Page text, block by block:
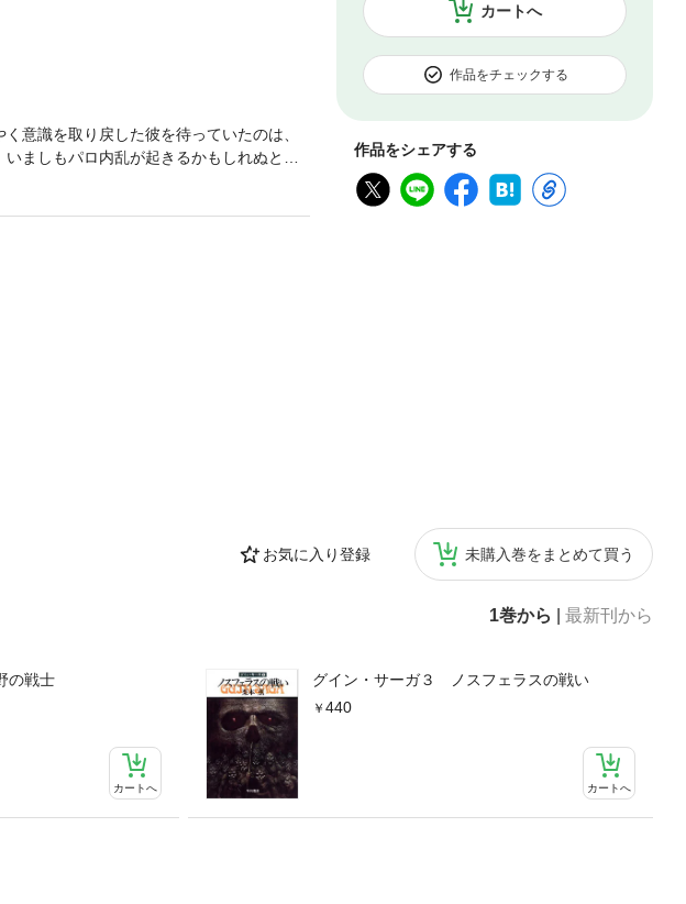
カートへ
作品をチェックする
作品をシェアする
お気に入り登録 未購入巻をまとめて買う
1巻から 最新刊から
の戦士
カートへ
グイン・サーガ３ ノスフェラスの戦い
440
カートへ
意識を取り戻した彼を待っていたのは、
ましもパロ内乱が起きるかもしれぬとい
件解決の恐るべき秘策を授けた……。第50